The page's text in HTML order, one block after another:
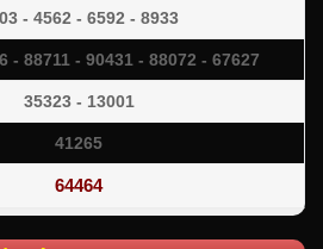
- 4562 - 6592 - 8933
- 88711 - 90431 - 88072 - 67627
35323 - 13001
41265
64464